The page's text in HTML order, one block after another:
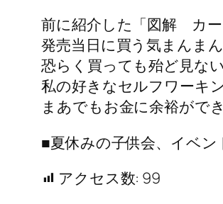
前に紹介した「図解 カー
発売当日に買う気まんま
恐らく買っても殆ど見な
私の好きなセルフワーキ
まあでもお金に余裕がで
■夏休みの子供会、イベ
アクセス数: 99